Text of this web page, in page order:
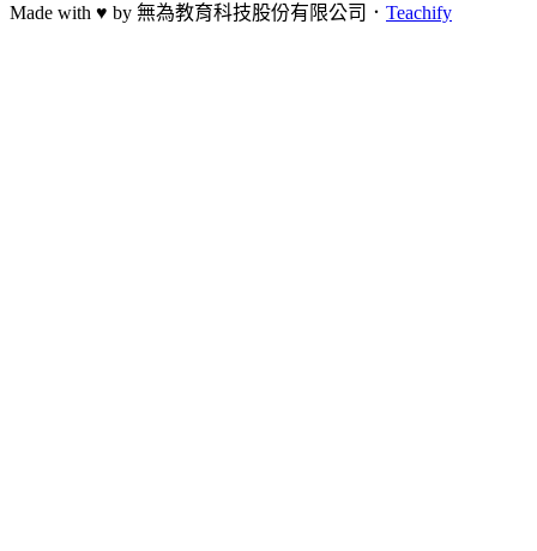
Made with ♥ by 無為教育科技股份有限公司． Teachify